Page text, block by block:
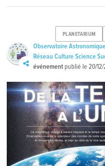
PLANETARIUM
Observatoire
Réseau Culture Science
événement publié le20/